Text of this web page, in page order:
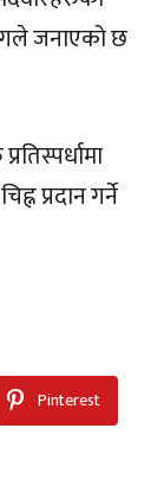
जनाएको छ
प्रदान गर्ने
Pinterest